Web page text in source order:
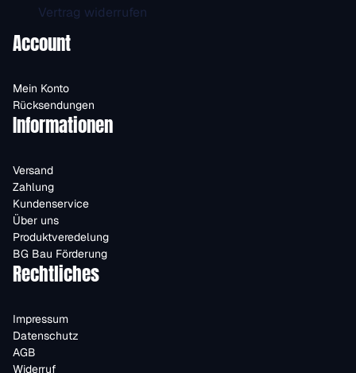
Vertrag widerrufen
Account
Mein Konto
Rücksendungen
Informationen
Versand
Zahlung
Kundenservice
Über uns
Produktveredelung
BG Bau Förderung
Rechtliches
Impressum
Datenschutz
AGB
Widerruf